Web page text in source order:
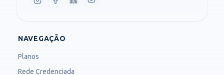
NAVEGAÇÃO
Planos
Rede Credenciada